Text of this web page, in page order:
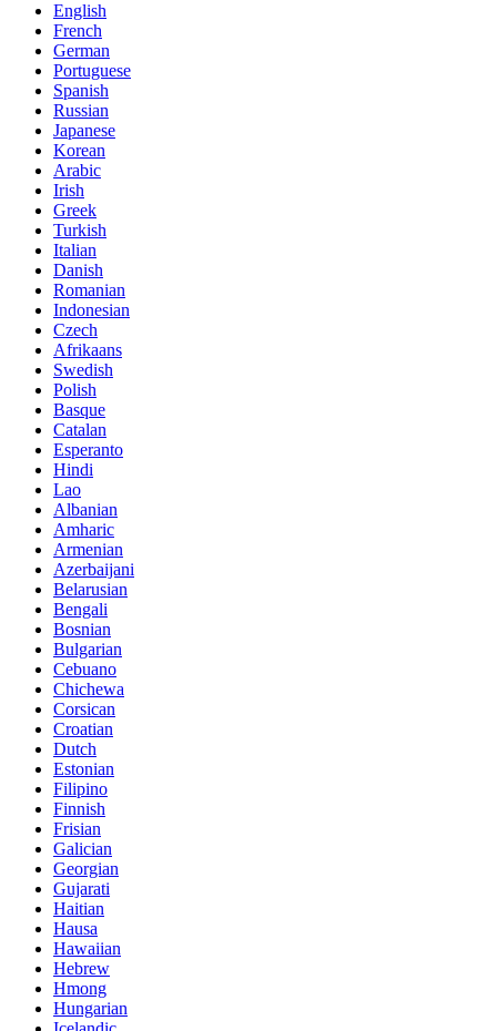
English
French
German
Portuguese
Spanish
Russian
Japanese
Korean
Arabic
Irish
Greek
Turkish
Italian
Danish
Romanian
Indonesian
Czech
Afrikaans
Swedish
Polish
Basque
Catalan
Esperanto
Hindi
Lao
Albanian
Amharic
Armenian
Azerbaijani
Belarusian
Bengali
Bosnian
Bulgarian
Cebuano
Chichewa
Corsican
Croatian
Dutch
Estonian
Filipino
Finnish
Frisian
Galician
Georgian
Gujarati
Haitian
Hausa
Hawaiian
Hebrew
Hmong
Hungarian